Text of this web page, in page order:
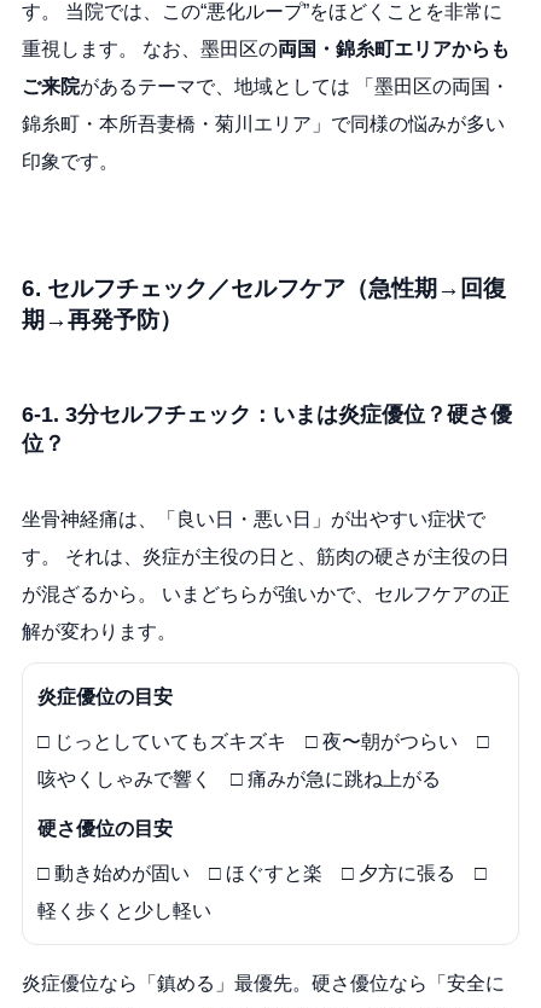
す。 当院では、この“悪化ループ”をほどくことを非常に
重視します。 なお、墨田区の両国・錦糸町エリアからも
ご来院があるテーマで、地域としては 「墨田区の両国・
錦糸町・本所吾妻橋・菊川エリア」で同様の悩みが多い
印象です。
6. セルフチェック／セルフケア（急性期→回復
期→再発予防）
6-1. 3分セルフチェック：いまは炎症優位？硬さ優
位？
坐骨神経痛は、「良い日・悪い日」が出やすい症状で
す。 それは、炎症が主役の日と、筋肉の硬さが主役の日
が混ざるから。 いまどちらが強いかで、セルフケアの正
解が変わります。
炎症優位の目安
□ じっとしていてもズキズキ □ 夜〜朝がつらい □
咳やくしゃみで響く □ 痛みが急に跳ね上がる
硬さ優位の目安
□ 動き始めが固い □ ほぐすと楽 □ 夕方に張る □
軽く歩くと少し軽い
炎症優位なら「鎮める」最優先。硬さ優位なら「安全に